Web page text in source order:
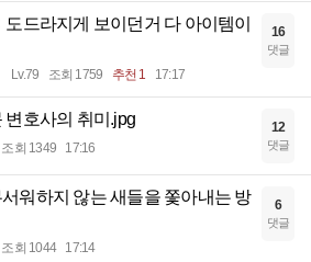
도드라지게 보이던거 다 아이템이
Lv.79 조회 1759 추천 1 17:17
16
댓글
변호사의 취미.jpg
조회 1349 17:16
12
댓글
워하지 않는 새들을 쫓아내는 방
조회 1044 17:14
6
댓글